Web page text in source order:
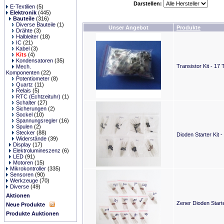
E-Textilien (5)
Elektronik (445)
Bauteile (316)
Diverse Bauteile (1)
Drähte (3)
Halbleiter (18)
IC (21)
Kabel (3)
Kits (4)
Kondensatoren (35)
Mech.
Komponenten (22)
Potentiometer (8)
Quartz (11)
Relais (5)
RTC (Echtzeituhr) (1)
Schalter (27)
Sicherungen (2)
Sockel (10)
Spannungsregler (16)
Spulen (2)
Stecker (88)
Widerstände (39)
Display (17)
Elektrolumineszenz (6)
LED (91)
Motoren (15)
Mikrokontroller (335)
Sensoren (90)
Werkzeuge (70)
Diverse (49)
Aktionen
Neue Produkte
Produkte Auktionen
Darstellen:
Unser Angebot Produkte
Transistor Kit - 17
Dioden Starter Kit -
Zener Dioden